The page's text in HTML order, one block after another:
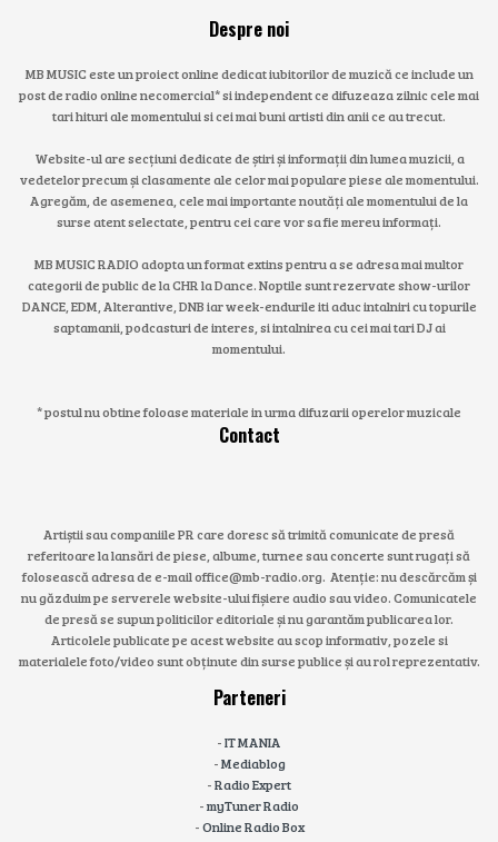
Despre noi
MB MUSIC este un proiect online dedicat iubitorilor de muzică ce include un
post de radio online necomercial* si independent ce difuzeaza zilnic cele mai
tari hituri ale momentului si cei mai buni artisti din anii ce au trecut.
Website-ul are secțiuni dedicate de știri și informații din lumea muzicii, a
vedetelor precum și clasamente ale celor mai populare piese ale momentului.
Agregăm, de asemenea, cele mai importante noutăți ale momentului de la
surse atent selectate, pentru cei care vor sa fie mereu informați.
MB MUSIC RADIO adopta un format extins pentru a se adresa mai multor
categorii de public de la CHR la Dance. Noptile sunt rezervate show-urilor
DANCE, EDM, Alterantive, DNB iar week-endurile iti aduc intalniri cu topurile
saptamanii, podcasturi de interes, si intalnirea cu cei mai tari DJ ai
momentului.
* postul nu obtine foloase materiale in urma difuzarii operelor muzicale
Contact
Artiștii sau companiile PR care doresc să trimită comunicate de presă
referitoare la lansări de piese, albume, turnee sau concerte sunt rugați să
folosească adresa de e-mail office@mb-radio.org. Atenție: nu descărcăm și
nu găzduim pe serverele website-ului fișiere audio sau video. Comunicatele
de presă se supun politicilor editoriale și nu garantăm publicarea lor.
Articolele publicate pe acest website au scop informativ, pozele si
materialele foto/video sunt obținute din surse publice și au rol reprezentativ.
Parteneri
-IT MANIA
-Mediablog
-Radio Expert
-myTuner Radio
-Online Radio Box